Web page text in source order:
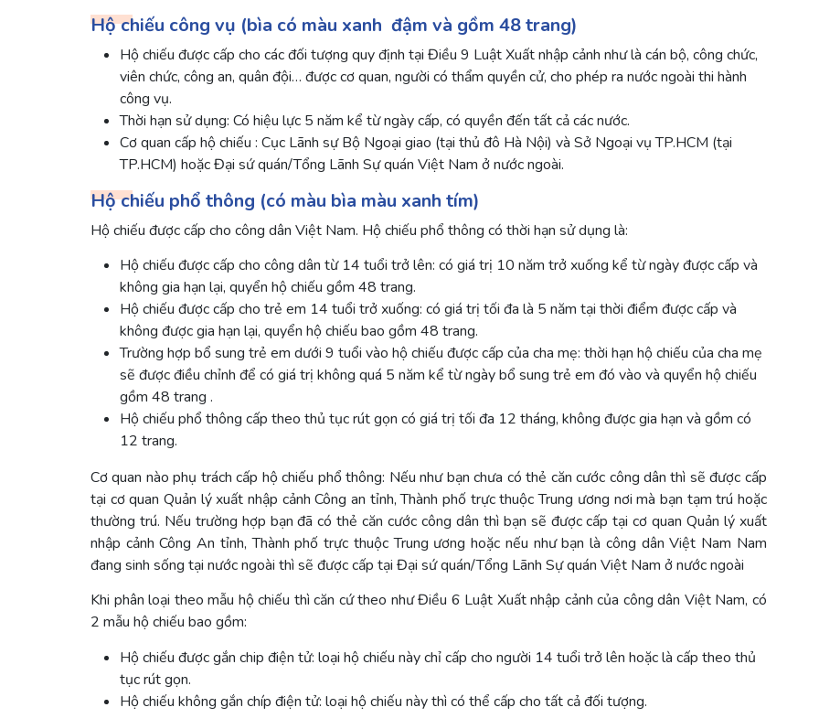
Hộ chiếu công vụ (bìa có màu xanh đậm và gồm 48 trang)
Hộ chiếu được cấp cho các đối tượng quy định tại Điều 9 Luật Xuất nhập cảnh như là cán bộ, công chức,
viên chức, công an, quân đội… được cơ quan, người có thẩm quyền cử, cho phép ra nước ngoài thi hành
công vụ.
Thời hạn sử dụng: Có hiệu lực 5 năm kể từ ngày cấp, có quyền đến tất cả các nước.
Cơ quan cấp hộ chiếu : Cục Lãnh sự Bộ Ngoại giao (tại thủ đô Hà Nội) và Sở Ngoại vụ TP.HCM (tại
TP.HCM) hoặc Đại sứ quán/Tổng Lãnh Sự quán Việt Nam ở nước ngoài.
Hộ chiếu phổ thông (có màu bìa màu xanh tím)
Hộ chiếu được cấp cho công dân Việt Nam. Hộ chiếu phổ thông có thời hạn sử dụng là:
Hộ chiếu được cấp cho công dân từ 14 tuổi trở lên: có giá trị 10 năm trở xuống kể từ ngày được cấp và
không gia hạn lại, quyển hộ chiếu gồm 48 trang.
Hộ chiếu được cấp cho trẻ em 14 tuổi trở xuống: có giá trị tối đa là 5 năm tại thời điểm được cấp và
không được gia hạn lại, quyển hộ chiếu bao gồm 48 trang.
Trường hợp bổ sung trẻ em dưới 9 tuổi vào hộ chiếu được cấp của cha mẹ: thời hạn hộ chiếu của cha mẹ
sẽ được điều chỉnh để có giá trị không quá 5 năm kể từ ngày bổ sung trẻ em đó vào và quyển hộ chiếu
gồm 48 trang .
Hộ chiếu phổ thông cấp theo thủ tục rút gọn có giá trị tối đa 12 tháng, không được gia hạn và gồm có
12 trang.
Cơ quan nào phụ trách cấp hộ chiếu phổ thông: Nếu như bạn chưa có thẻ căn cước công dân thì sẽ được cấp
tại cơ quan Quản lý xuất nhập cảnh Công an tỉnh, Thành phố trực thuộc Trung ương nơi mà bạn tạm trú hoặc
thường trú. Nếu trường hợp bạn đã có thẻ căn cước công dân thì bạn sẽ được cấp tại cơ quan Quản lý xuất
nhập cảnh Công An tỉnh, Thành phố trực thuộc Trung ương hoặc nếu như bạn là công dân Việt Nam Nam
đang sinh sống tại nước ngoài thì sẽ được cấp tại Đại sứ quán/Tổng Lãnh Sự quán Việt Nam ở nước ngoài
Khi phân loại theo mẫu hộ chiếu thì căn cứ theo như Điều 6 Luật Xuất nhập cảnh của công dân Việt Nam, có
2 mẫu hộ chiếu bao gồm:
Hộ chiếu được gắn chip điện tử: loại hộ chiếu này chỉ cấp cho người 14 tuổi trở lên hoặc là cấp theo thủ
tục rút gọn.
Hộ chiếu không gắn chíp điện tử: loại hộ chiếu này thì có thể cấp cho tất cả đối tượng.